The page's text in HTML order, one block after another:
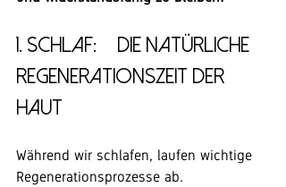
1. Schlaf: – die natürliche
Regenerationszeit der
Haut
Während wir schlafen, laufen wichtige
Regenerationsprozesse ab.